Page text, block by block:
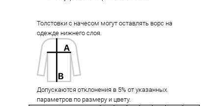
Толстовки с начесом могут оставлять ворс на
одежде нижнего слоя.
Допускаются отклонения в 5% от указанных
параметров по размеру и цвету.